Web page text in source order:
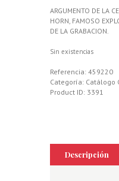
ARGUMENTO DE LA
HORN, FAMOSO
DE LA GRABACION.
Sin existencias
Referencia: 459220
Categoría: Catálogo
Product ID: 3391
Descripción